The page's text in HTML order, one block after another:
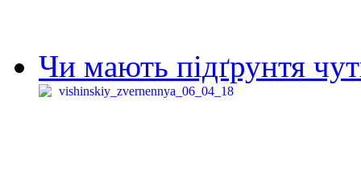
Чи мають підґрунтя